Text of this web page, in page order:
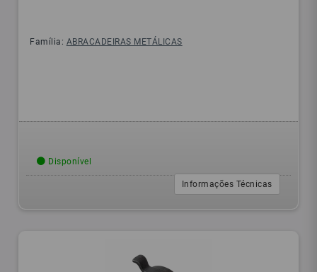
Família: ABRACADEIRAS METÁLICAS
Disponível
Informações Técnicas